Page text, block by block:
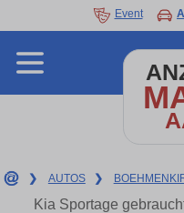
Event
❯ AUTOS ❯
Kia Sportage